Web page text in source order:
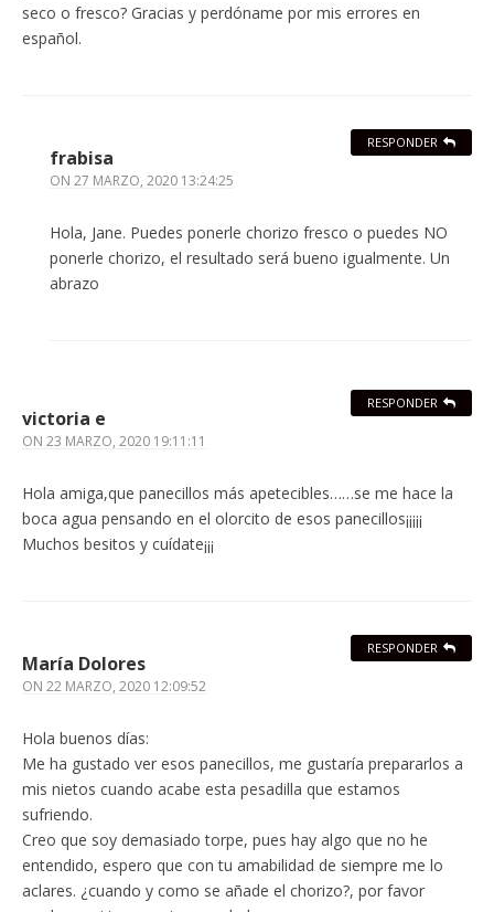
seco o fresco? Gracias y perdóname por mis errores en
español.
frabisa
ON 27 MARZO, 2020 13:24:25
Hola, Jane. Puedes ponerle chorizo fresco o puedes NO
ponerle chorizo, el resultado será bueno igualmente. Un
abrazo
RESPONDER
victoria e
ON 23 MARZO, 2020 19:11:11
Hola amiga,que panecillos más apetecibles……se me hace la
boca agua pensando en el olorcito de esos panecillos¡¡¡¡¡
Muchos besitos y cuídate¡¡¡
RESPONDER
María Dolores
ON 22 MARZO, 2020 12:09:52
Hola buenos días:
Me ha gustado ver esos panecillos, me gustaría prepararlos a
mis nietos cuando acabe esta pesadilla que estamos
sufriendo.
Creo que soy demasiado torpe, pues hay algo que no he
entendido, espero que con tu amabilidad de siempre me lo
aclares. ¿cuando y como se añade el chorizo?, por favor
RESPONDER